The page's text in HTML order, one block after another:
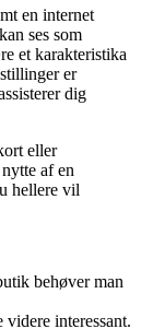
en internet
ses som
et karakteristika
er
dig
eller
af en
hellere vil
behøver man
videre interessant.